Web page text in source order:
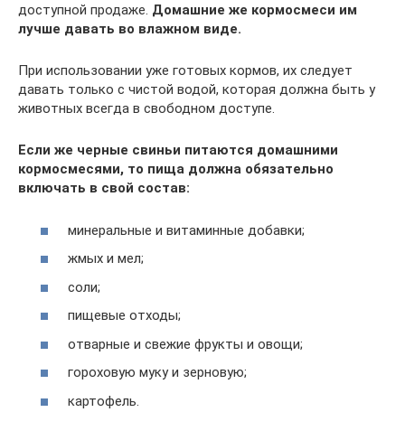
доступной продаже. Домашние же кормосмеси им
лучше давать во влажном виде.
При использовании уже готовых кормов, их следует
давать только с чистой водой, которая должна быть у
животных всегда в свободном доступе.
Если же черные свиньи питаются домашними
кормосмесями, то пища должна обязательно
включать в свой состав:
минеральные и витаминные добавки;
жмых и мел;
соли;
пищевые отходы;
отварные и свежие фрукты и овощи;
гороховую муку и зерновую;
картофель.